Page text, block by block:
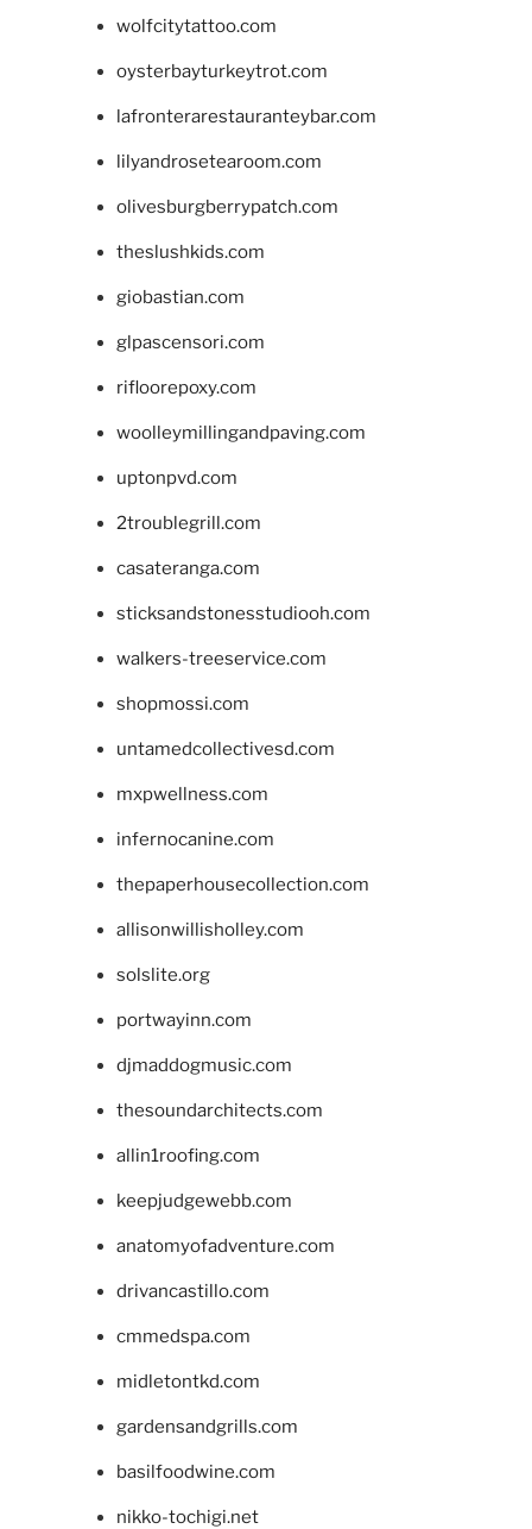
wolfcitytattoo.com
oysterbayturkeytrot.com
lafronterarestauranteybar.com
lilyandrosetearoom.com
olivesburgberrypatch.com
theslushkids.com
giobastian.com
glpascensori.com
rifloorepoxy.com
woolleymillingandpaving.com
uptonpvd.com
2troublegrill.com
casateranga.com
sticksandstonesstudiooh.com
walkers-treeservice.com
shopmossi.com
untamedcollectivesd.com
mxpwellness.com
infernocanine.com
thepaperhousecollection.com
allisonwillisholley.com
solslite.org
portwayinn.com
djmaddogmusic.com
thesoundarchitects.com
allin1roofing.com
keepjudgewebb.com
anatomyofadventure.com
drivancastillo.com
cmmedspa.com
midletontkd.com
gardensandgrills.com
basilfoodwine.com
nikko-tochigi.net